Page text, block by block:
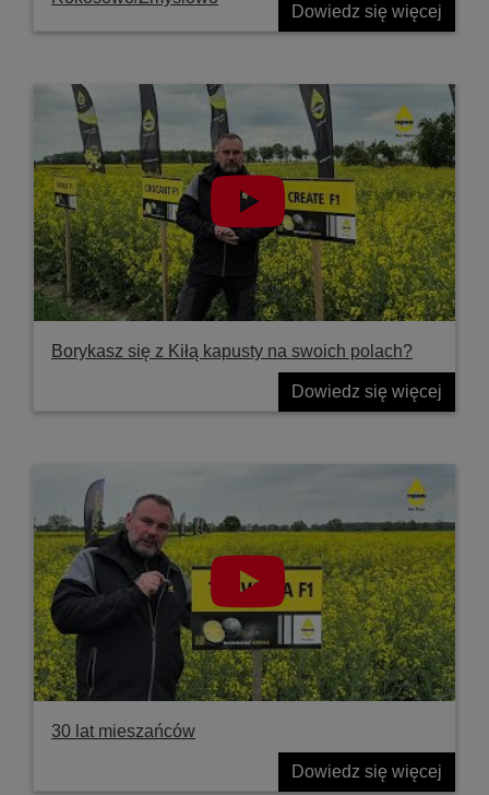
Dowiedz się więcej
Borykasz się z Kiłą kapusty na swoich polach?
Dowiedz się więcej
30 lat mieszańców
Dowiedz się więcej